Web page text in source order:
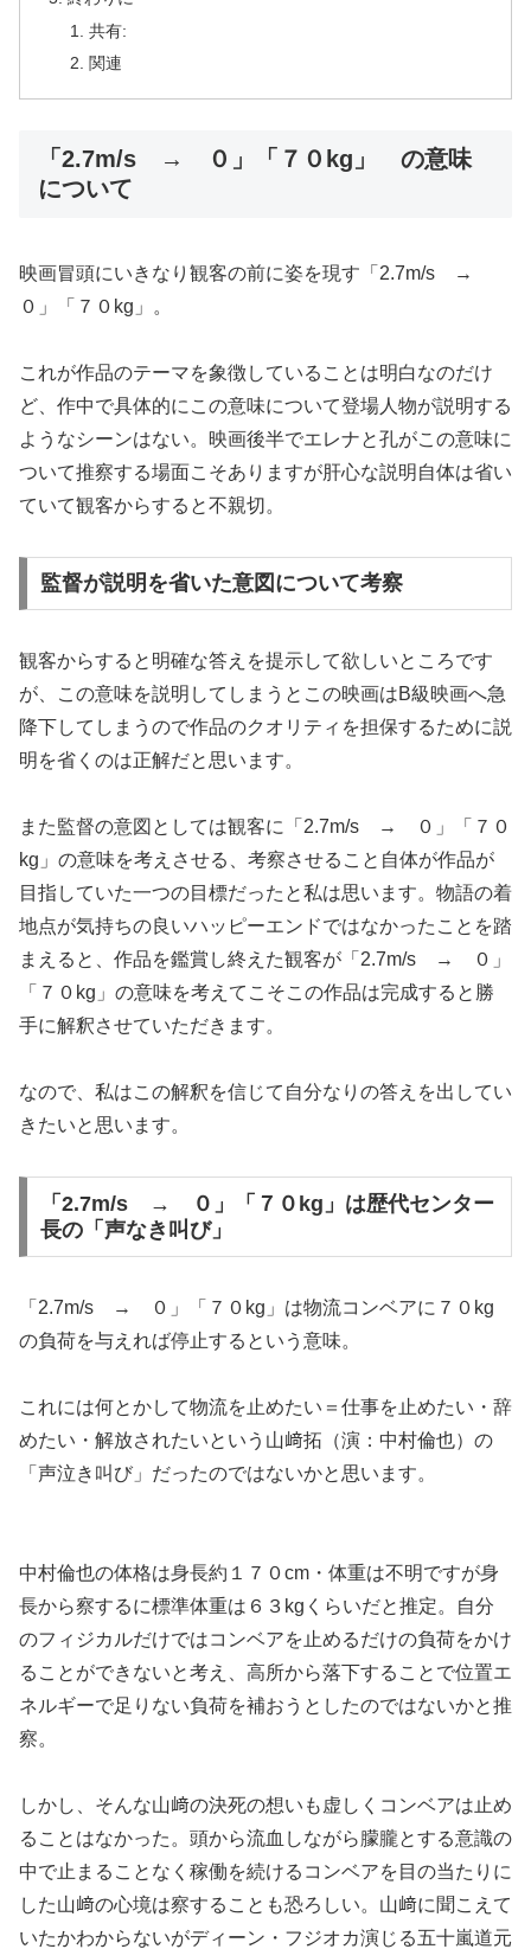
共有:
関連
「2.7m/s → ０」「７０kg」 の意味
について
映画冒頭にいきなり観客の前に姿を現す「2.7m/s →
０」「７０kg」。
これが作品のテーマを象徴していることは明白なのだけ
ど、作中で具体的にこの意味について登場人物が説明する
ようなシーンはない。映画後半でエレナと孔がこの意味に
ついて推察する場面こそありますが肝心な説明自体は省い
ていて観客からすると不親切。
監督が説明を省いた意図について考察
観客からすると明確な答えを提示して欲しいところです
が、この意味を説明してしまうとこの映画はB級映画へ急
降下してしまうので作品のクオリティを担保するために説
明を省くのは正解だと思います。
また監督の意図としては観客に「2.7m/s → ０」「７０
kg」の意味を考えさせる、考察させること自体が作品が
目指していた一つの目標だったと私は思います。物語の着
地点が気持ちの良いハッピーエンドではなかったことを踏
まえると、作品を鑑賞し終えた観客が「2.7m/s → ０」
「７０kg」の意味を考えてこそこの作品は完成すると勝
手に解釈させていただきます。
なので、私はこの解釈を信じて自分なりの答えを出してい
きたいと思います。
「2.7m/s → ０」「７０kg」は歴代センター
長の「声なき叫び」
「2.7m/s → ０」「７０kg」は物流コンベアに７０kg
の負荷を与えれば停止するという意味。
これには何とかして物流を止めたい＝仕事を止めたい・辞
めたい・解放されたいという山﨑拓（演：中村倫也）の
「声泣き叫び」だったのではないかと思います。
中村倫也の体格は身長約１７０cm・体重は不明ですが身
長から察するに標準体重は６３kgくらいだと推定。自分
のフィジカルだけではコンベアを止めるだけの負荷をかけ
ることができないと考え、高所から落下することで位置エ
ネルギーで足りない負荷を補おうとしたのではないかと推
察。
しかし、そんな山﨑の決死の想いも虚しくコンベアは止め
ることはなかった。頭から流血しながら朦朧とする意識の
中で止まることなく稼働を続けるコンベアを目の当たりに
した山﨑の心境は察することも恐ろしい。山﨑に聞こえて
いたかわからないがディーン・フジオカ演じる五十嵐道元